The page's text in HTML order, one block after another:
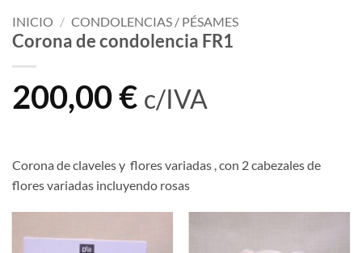
INICIO / CONDOLENCIAS / PÉSAMES
Corona de condolencia FR1
200,00€ c/IVA
Corona de claveles y flores variadas , con 2 cabezales de
flores variadas incluyendo rosas